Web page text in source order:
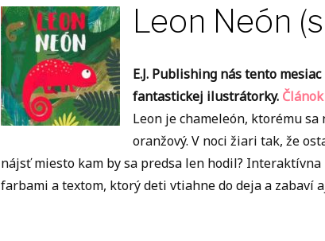
Leon Neón
E.J. Publishing nás tento
fantastickej ilustrátorky.
Leon je chameleón, ktorému
oranžový. V noci žiari tak, že
nájsť miesto kam by sa predsa len hodil?
farbami a textom, ktorý deti vtiahne do deja a zabaví